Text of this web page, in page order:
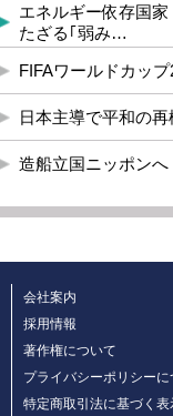
エネルギー依存国
たざる｢弱み…
FIFAワールドカップ
日本主導で平和の再
造船立国ニッポンへ
会社案内
採用情報
著作権について
プライバシーポリシーに
特定商取引法に基づく表